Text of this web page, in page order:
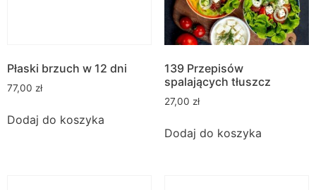
Płaski brzuch w 12 dni
77,00 zł
Dodaj do koszyka
139 Przepisów
spalających tłuszcz
27,00 zł
Dodaj do koszyka